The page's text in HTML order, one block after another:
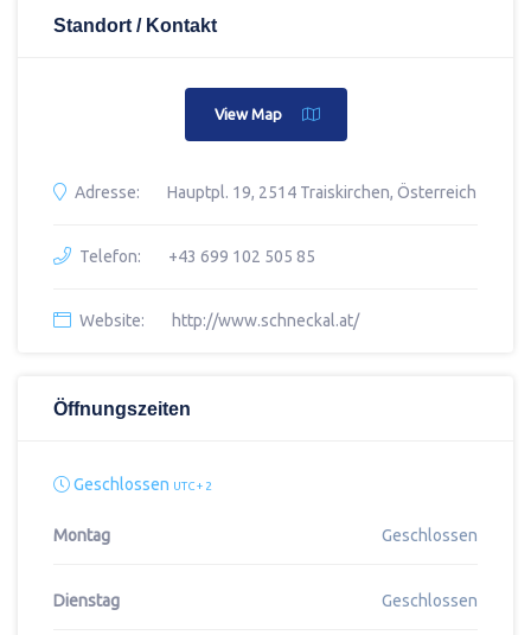
Standort / Kontakt
View Map
Adresse: Hauptpl. 19, 2514 Traiskirchen, Österreich
Telefon: +43 699 102 505 85
Website: http://www.schneckal.at/
Öffnungszeiten
Geschlossen UTC + 2
Montag Geschlossen
Dienstag Geschlossen